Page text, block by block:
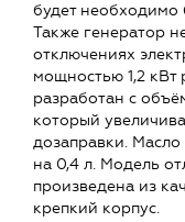
будет необходимо
Также генератор
отключениях
мощностью 1,2 кВт
разработан с
который
дозаправки. Масло
на 0,4 л. Модель
произведена из
крепкий корпус.